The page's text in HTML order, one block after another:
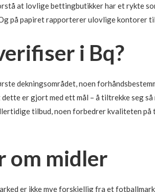
at lovlige bettingbutikker har et rykte
på papiret rapporterer ulovlige kontorer
i Bq?
dekningsområdet, noen
er gjort med ett mål – å tiltrekke seg
tilbud, noen forbedrer kvaliteten
om midler
er ikke mye forskjellig fra et